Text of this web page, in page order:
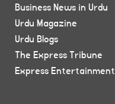
Business News in Urdu
Urdu Magazine
Urdu Blogs
The Express Tribune
Express Entertainment